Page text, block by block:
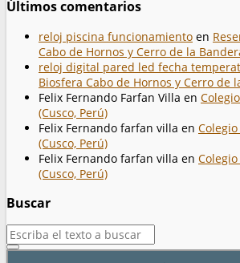
Últimos comentarios
reloj piscina funcionamiento en
Cabo de Hornos y Cerro de la
reloj digital pared led fecha
Biosfera Cabo de Hornos y Cerro de
Felix Fernando Farfan Villa en
(Cusco, Perú)
Felix Fernando farfan villa en
(Cusco, Perú)
Felix Fernando farfan villa en
(Cusco, Perú)
Buscar